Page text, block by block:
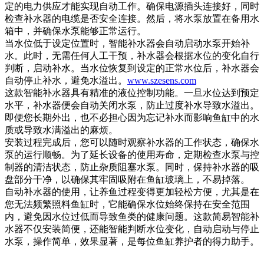
定的电力供应才能实现自动工作。确保电源插头连接好，同时
检查补水器的电缆是否安全连接。然后，将水泵放置在备用水
箱中，并确保水泵能够正常运行。
当水位低于设定位置时，智能补水器会自动启动水泵开始补
水。此时，无需任何人工干预，补水器会根据水位的变化自行
判断，启动补水。当水位恢复到设定的正常水位后，补水器会
自动停止补水，避免水溢出。 www.szesens.com
这款智能补水器具有精准的液位控制功能。一旦水位达到预定
水平，补水器便会自动关闭水泵，防止过度补水导致水溢出。
即便您长期外出，也不必担心因为忘记补水而影响鱼缸中的水
质或导致水满溢出的麻烦。
安装过程完成后，您可以随时观察补水器的工作状态，确保水
泵的运行顺畅。为了延长设备的使用寿命，定期检查水泵与控
制器的清洁状态，防止杂质阻塞水泵。同时，保持补水器的吸
盘部分干净，以确保其牢固吸附在鱼缸玻璃上，不易掉落。
自动补水器的使用，让养鱼过程变得更加轻松方便，尤其是在
您无法频繁照料鱼缸时，它能确保水位始终保持在安全范围
内，避免因水位过低而导致鱼类的健康问题。这款简易智能补
水器不仅安装简便，还能智能判断水位变化，自动启动与停止
水泵，操作简单，效果显著，是每位鱼缸养护者的得力助手。